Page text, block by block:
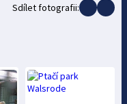
Sdílet fotografii: